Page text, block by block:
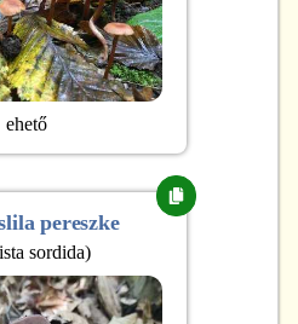
ehető
pereszke
sordida)